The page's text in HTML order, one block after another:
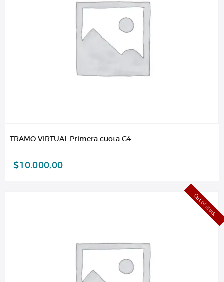
TRAMO VIRTUAL Primera cuota G4
$10.000,00
Out of stock